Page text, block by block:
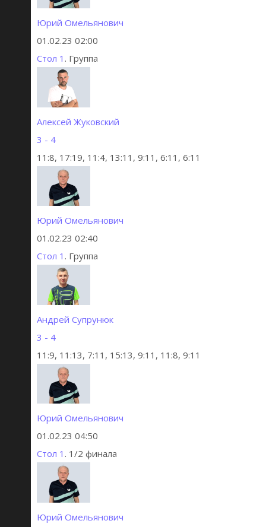
Юрий Омельянович
01.02.23 02:00
Стол 1 . Группа
Алексей Жуковский
3 - 4
11:8, 17:19, 11:4, 13:11, 9:11, 6:11, 6:11
Юрий Омельянович
01.02.23 02:40
Стол 1 . Группа
Андрей Супрунюк
3 - 4
11:9, 11:13, 7:11, 15:13, 9:11, 11:8, 9:11
Юрий Омельянович
01.02.23 04:50
Стол 1 . 1/2 финала
Юрий Омельянович